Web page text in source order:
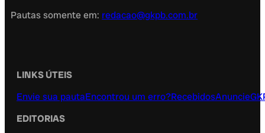
Pautas somente em: redacao@gkpb.com.br
LINKS ÚTEIS
Envie sua pautaEncontrou um erro?RecebidosAnuncie
EDITORIAS